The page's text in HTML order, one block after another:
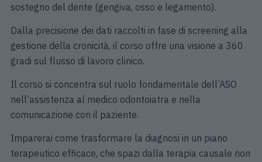
sostegno del dente (gengiva, osso e legamento).
Dalla precisione dei dati raccolti in fase di screening alla
gestione della cronicità, il corso offre una visione a 360
gradi sul flusso di lavoro clinico.
Il corso si concentra sul ruolo fondamentale dell’ASO
nell’assistenza al medico odontoiatra e nella
comunicazione con il paziente.
Imparerai come trasformare la diagnosi in un piano
terapeutico efficace, che spazi dalla terapia causale non